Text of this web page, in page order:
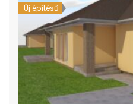
Új építésű